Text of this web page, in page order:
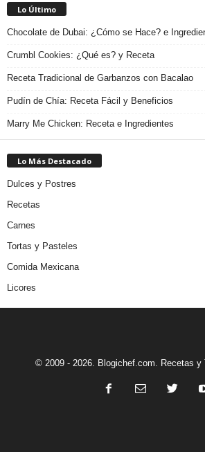
Lo Último
Chocolate de Dubai: ¿Cómo se Hace? e
Crumbl Cookies: ¿Qué es? y Receta
Receta Tradicional de Garbanzos con Bacalao
Pudín de Chía: Receta Fácil y Beneficios
Marry Me Chicken: Receta e Ingredientes
Lo Más Destacado
Dulces y Postres
Recetas
Carnes
Tortas y Pasteles
Comida Mexicana
Licores
© 2009 - 2026. Blogichef.com. Recetas y